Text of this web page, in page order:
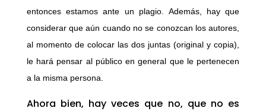
entonces estamos ante un plagio. Además, hay que
considerar que aún cuando no se conozcan los autores,
al momento de colocar las dos juntas (original y copia),
le hará pensar al público en general que le pertenecen
a la misma persona.
Ahora bien, hay veces que no, que no es